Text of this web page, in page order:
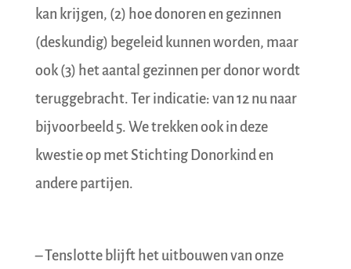
kan krijgen, (2) hoe donoren en gezinnen
(deskundig) begeleid kunnen worden, maar
ook (3) het aantal gezinnen per donor wordt
teruggebracht. Ter indicatie: van 12 nu naar
bijvoorbeeld 5. We trekken ook in deze
kwestie op met Stichting Donorkind en
andere partijen.
– Tenslotte blijft het uitbouwen van onze